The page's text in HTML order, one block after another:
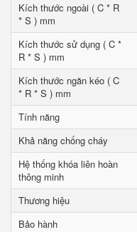
Kích thước ngoài ( C * R
* S ) mm
Kích thước sử dụng ( C *
R * S ) mm
Kích thước ngăn kéo ( C
* R * S ) mm
Tính năng
Khả năng chống cháy
Hệ thống khóa liên hoàn
thông minh
Thương hiệu
Bảo hành